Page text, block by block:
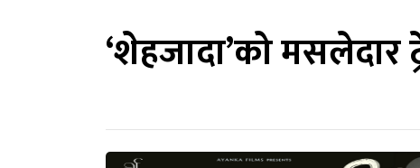
‘शेहजादा’को मसलेदार